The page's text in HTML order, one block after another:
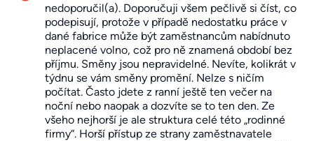
nedoporučil(a). Doporučuji všem pečlivě si číst, co
podepisují, protože v případě nedostatku práce v
dané fabrice může být zaměstnancům nabídnuto
neplacené volno, což pro ně znamená období bez
příjmu. Směny jsou nepravidelné. Nevíte, kolikrát v
týdnu se vám směny promění. Nelze s ničím
počítat. Často jdete z ranní ještě ten večer na
noční nebo naopak a dozvíte se to ten den. Ze
všeho nejhorší je ale struktura celé této „rodinné
firmy“. Horší přístup ze strany zaměstnavatele